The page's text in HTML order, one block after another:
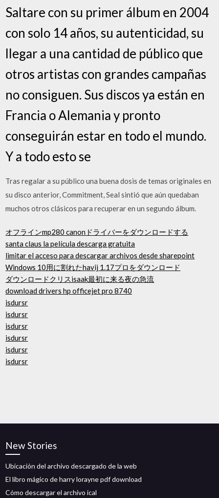
Saltare con su primer álbum en 2004
con solo 14 años, su autenticidad, su
llegar a una cantidad de público que
otros artistas con grandes campañas
no consiguen. Sus discos ya están en
Francia o Alemania y pronto
conseguirán estar en todo el mundo.
Y a todo esto se
Tras regalar a su público una buena dosis de temas originales en
su disco anterior, Commitment, Seal sintió que aún quedaban
muchos otros clásicos para recuperar en un segundo álbum.
オフラインmp280 canonドライバーをダウンロードする
santa claus la película descarga gratuita
limitar el acceso para descargar archivos desde sharepoint
Windows 10用に割れたhavij 1.17プロをダウンロード
ダウンロードクリスisaak最初に来る夜の急流
download drivers hp officejet pro 8740
isdursr
isdursr
isdursr
isdursr
isdursr
isdursr
New Stories
Ubicación del archivo descargado de la web
El libro mágico de harry lorayne pdf download
Cómo descargar el archivo ical